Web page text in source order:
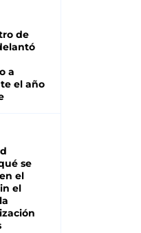
de
a
el año
se
el
el